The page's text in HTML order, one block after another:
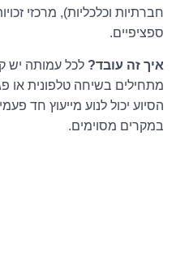
חברתיות וכלכליות), מרכזי
ספציפיים.
איך זה עובד? לכל עמותה יש
מתחילים בשיחה טלפונית או
הסיוע יכול לנוע מייעוץ חד
במקרים מסוימים.